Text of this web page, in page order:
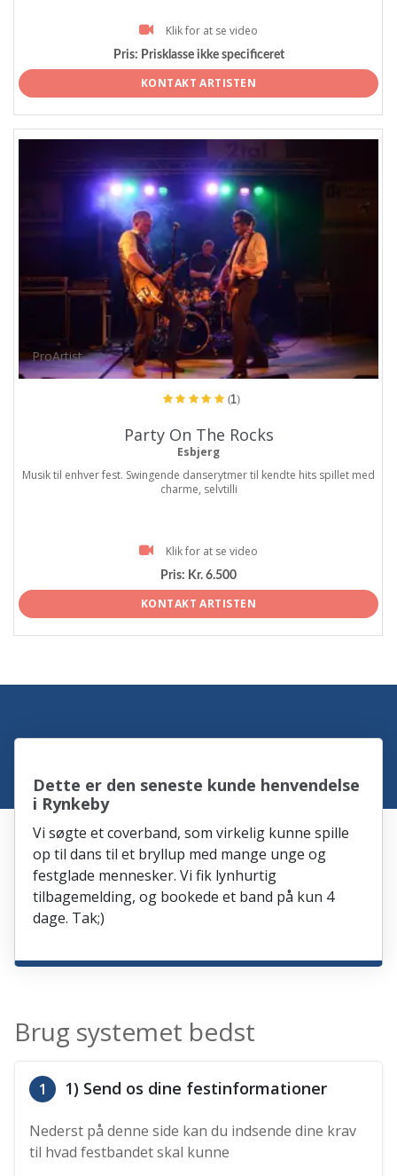
Klik for at se video
Pris: Prisklasse ikke specificeret
KONTAKT ARTISTEN
ProArtist
(1)
Party On The Rocks
Esbjerg
Musik til enhver fest. Swingende danserytmer til kendte hits spillet med
charme, selvtilli
Klik for at se video
Pris: Kr. 6.500
KONTAKT ARTISTEN
Dette er den seneste kunde henvendelse
i Rynkeby
Vi søgte et coverband, som virkelig kunne spille
op til dans til et bryllup med mange unge og
festglade mennesker. Vi fik lynhurtig
tilbagemelding, og bookede et band på kun 4
dage. Tak;)
Brug systemet bedst
1 1) Send os dine festinformationer
Nederst på denne side kan du indsende dine krav
til hvad festbandet skal kunne